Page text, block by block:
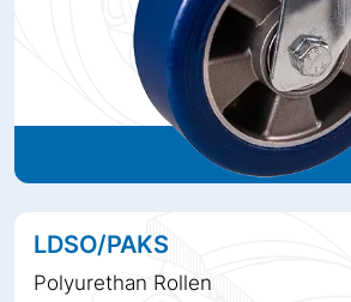
LDSO/PAKS
Polyurethan Rollen